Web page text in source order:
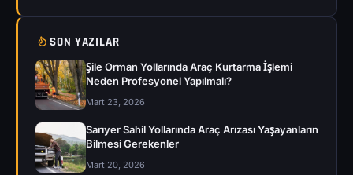
SON YAZILAR
Şile Orman Yollarında Araç Kurtarma İşlemi
Neden Profesyonel Yapılmalı?
Mart 23, 2026
Sarıyer Sahil Yollarında Araç Arızası Yaşayanların
Bilmesi Gerekenler
Mart 20, 2026